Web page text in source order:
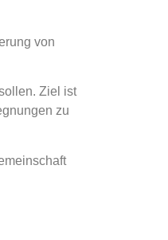
von
Ziel ist
zu